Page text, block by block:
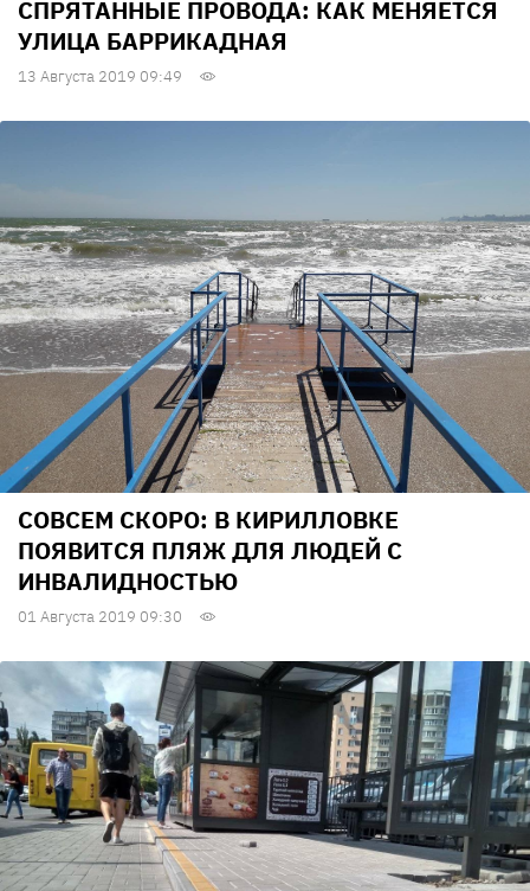
СПРЯТАННЫЕ ПРОВОДА: КАК МЕНЯЕТСЯ
УЛИЦА БАРРИКАДНАЯ
13 Августа 2019 09:49
СОВСЕМ СКОРО: В КИРИЛЛОВКЕ
ПОЯВИТСЯ ПЛЯЖ ДЛЯ ЛЮДЕЙ С
ИНВАЛИДНОСТЬЮ
01 Августа 2019 09:30